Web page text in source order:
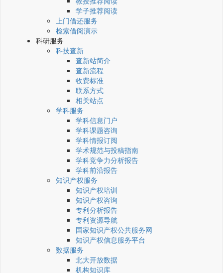
学子推荐阅读
上门借还服务
检索借阅演示
科研服务
科技查新
查新站简介
查新流程
收费标准
联系方式
相关站点
学科服务
学科信息门户
学科课题咨询
学科情报订阅
学术规范与投稿指南
学科竞争力分析报告
学科前沿报告
知识产权服务
知识产权培训
知识产权咨询
专利分析报告
专利资源导航
国家知识产权公共服务网
知识产权信息服务平台
数据服务
北大开放数据
机构知识库